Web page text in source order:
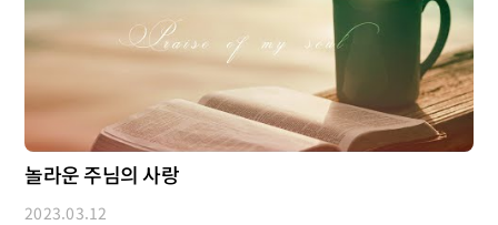
놀라운 주님의 사랑
2023.03.12